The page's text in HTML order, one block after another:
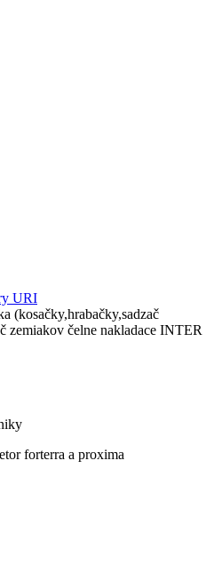
URI
(kosačky,hrabačky,sadzač
zemiakov čelne nakladace INTER
forterra a proxima